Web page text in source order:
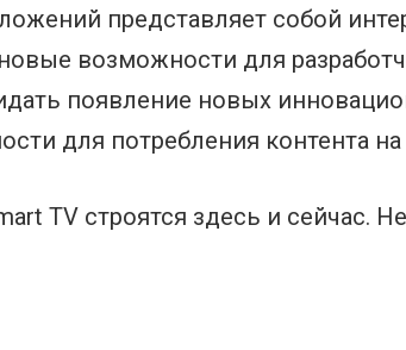
представляет собой
возможности для
появление новых
для потребления контента
TV строятся здесь и сейчас.